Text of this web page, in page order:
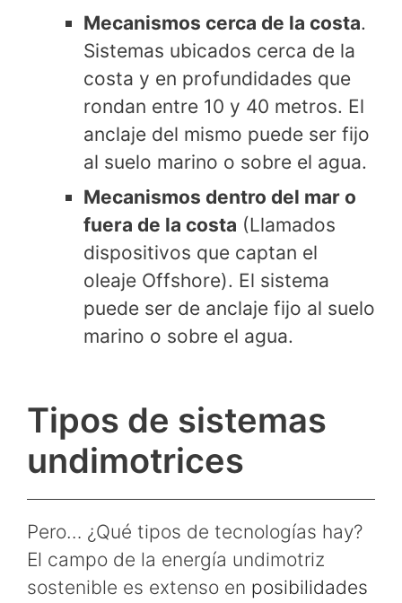
Mecanismos cerca de la costa.
Sistemas ubicados cerca de la
costa y en profundidades que
rondan entre 10 y 40 metros. El
anclaje del mismo puede ser fijo
al suelo marino o sobre el agua.
Mecanismos dentro del mar o
fuera de la costa (Llamados
dispositivos que captan el
oleaje Offshore). El sistema
puede ser de anclaje fijo al suelo
marino o sobre el agua.
Tipos de sistemas
undimotrices
Pero… ¿Qué tipos de tecnologías hay?
El campo de la energía undimotriz
sostenible es extenso en posibilidades